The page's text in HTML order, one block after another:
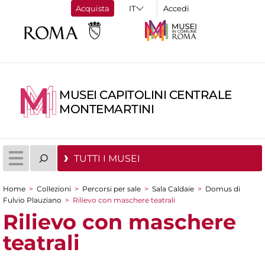
Acquista Accedi
MUSEI CAPITOLINI CENTRALE
MONTEMARTINI
TUTTI I MUSEI
Tu sei qui
Home > Collezioni > Percorsi per sale > Sala Caldaie > Domus di
Fulvio Plauziano > Rilievo con maschere teatrali
Rilievo con maschere
teatrali